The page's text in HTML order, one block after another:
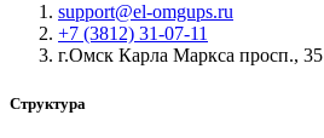
support@el-omgups.ru
+7 (3812) 31-07-11
г.Омск Карла Маркса просп., 35
Структура